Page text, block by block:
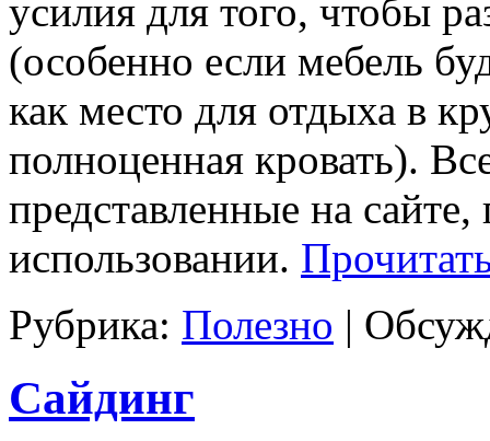
усилия для того, чтобы
(особенно если мебель
как место для отдыха в
полноценная кровать).
представленные на
использовании.
Рубрика: Полезно |
Сайдинг